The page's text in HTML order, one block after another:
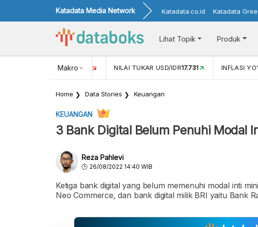
Katadata Media Network Katadata.co.id Katadata
Lihat Topik Produk
Makro
NILAI TUKAR USD/IDR 17.731 INFLASI YOY (APR) 2,42%
Home Data Stories Keuangan
KEUANGAN
3 Bank Digital Belum Penuhi Modal
Reza Pahlevi
26/08/2022 14:40 WIB
Ketiga bank digital yang belum memenuhi modal inti
Neo Commerce, dan bank digital milik BRI yaitu Bank